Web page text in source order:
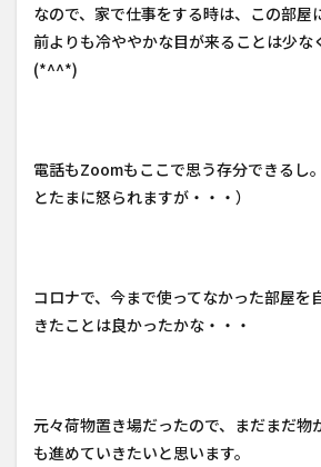
なので、家で仕事をする時は、この部屋
前よりも冷ややかな目が来ることは少な
(*^^*)
電話もZoomもここで思う存分できるし
とたまに怒られますが・・・）
コロナで、今まで使ってなかった部屋を
きたことは良かったかな・・・
元々荷物置き場だったので、まだまだ物
も進めていきたいと思います。